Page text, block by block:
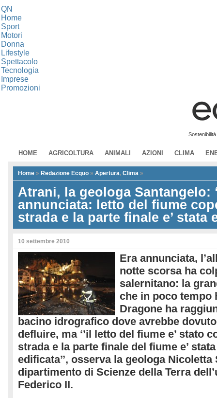
QN
Home
Sport
Motori
Donna
Lifestyle
Spettacolo
Tecnologia
Imprese
Promozioni
HOME AGRICOLTURA ANIMALI AZIONI CLIMA
Home » Redazione Ecquo » Apertura, Clima »
Atrani, la geologa Santangelo:
annunciata: letto del fiume
strada e la parte finale e’ stata
10 settembre 2010
Era annunciata,
notte scorsa ha
salernitano: la
che in poco tempo
Dragone ha
bacino idrografico dove avrebbe
defluire, ma ‘’il letto del fiume e’ stato
strada e la parte finale del fiume e’
edificata’’, osserva la geologa
dipartimento di Scienze della Terra
Federico II.